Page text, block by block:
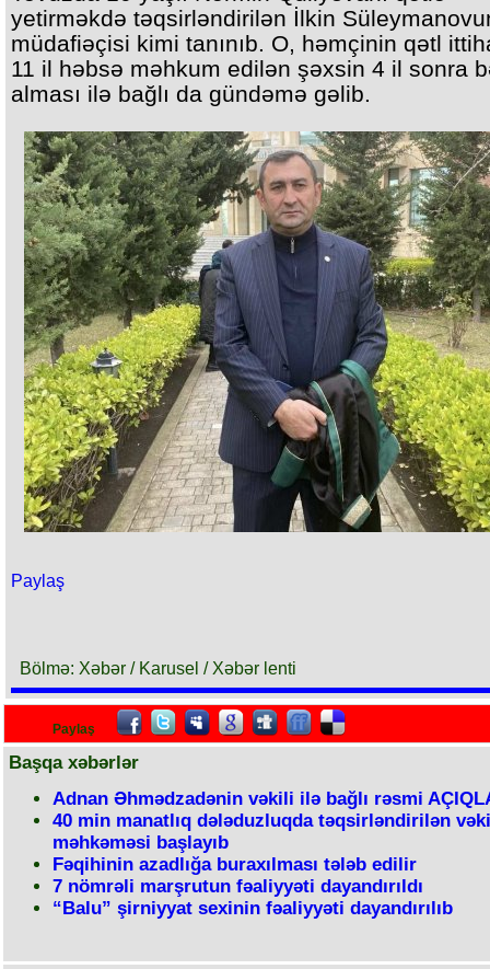
yetirməkdə təqsirləndirilən İlkin
müdafiəçisi kimi tanınıb. O, həmçinin qətl
11 il həbsə məhkum edilən şəxsin 4 il sonra
alması ilə bağlı da gündəmə gəlib.
Paylaş
Bölmə: Xəbər / Karusel / Xəbər lenti
Paylaş
Başqa xəbərlər
Adnan Əhmədzadənin vəkili ilə bağlı rəsmi
40 min manatlıq dələduzluqda təqsirləndirilən
məhkəməsi başlayıb
Fəqihinin azadlığa buraxılması tələb edilir
7 nömrəli marşrutun fəaliyyəti dayandırıldı
“Balu” şirniyyat sexinin fəaliyyəti dayandırılıb